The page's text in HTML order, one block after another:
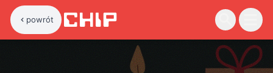
powrót